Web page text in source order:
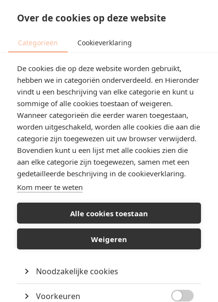
Over de cookies op deze website
Categorieën Cookieverklaring
De cookies die op deze website worden gebruikt,
hebben we in categoriën onderverdeeld. en Hieronder
vindt u een beschrijving van elke categorie en kunt u
sommige of alle cookies toestaan of weigeren.
Wanneer categorieën die eerder waren toegestaan,
worden uitgeschakeld, worden alle cookies die aan die
categorie zijn toegewezen uit uw browser verwijderd.
Bovendien kunt u een lijst met alle cookies zien die
aan elke categorie zijn toegewezen, samen met een
gedetailleerde beschrijving in de cookieverklaring.
Kom meer te weten
Alle cookies toestaan
Weigeren
Noodzakelijke cookies
Voorkeuren